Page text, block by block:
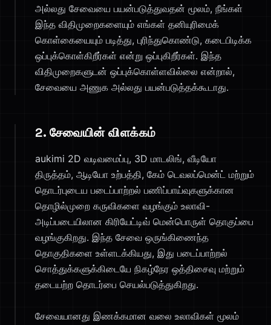
அல்லது சேவையை பயன்படுத்துவதன் மூலம், நீங்கள்
இந்த விதிமுறைகளையும் எங்கள் தனியுரிமைக்
கொள்கையையும் படித்து, புரிந்துகொண்டு, கடைபிடிக்க
ஒப்புக்கொள்கிறீர்கள் என்று ஒப்புகிறீர்கள். இந்த
விதிமுறைகளுடன் ஒப்புக்கொள்ளவில்லை என்றால்,
சேவையை அணுக அல்லது பயன்படுத்தக்கூடாது.
2. சேவையின் விளக்கம்
aukimi 2D வடிவமைப்பு, 3D மாடலிங், வீடியோ
திருத்தம், ஆடியோ உற்பத்தி, கேம் டெவலப்மென்ட் மற்றும்
தொடர்புடைய படைப்பாற்றல் பணிப்பாய்வுகளுக்கான
தொழில்முறை கருவிகளை வழங்கும் உலாவி-
அடிப்படையிலான கிரியேட்டிவ் மென்பொருள் தொகுப்பை
வழங்குகிறது. இந்த சேவை ஒருங்கிணைந்த
தொகுதிகளை உள்ளடக்கியது, இது படைப்பாற்றல்
சொத்துக்களுக்கிடையே நிகழ்நேர ஒத்திசைவு மற்றும்
தடையற்ற தொடர்பை செயல்படுத்துகிறது.
சேவையானது இணக்கமான வலை உலாவிகள் மூலம்